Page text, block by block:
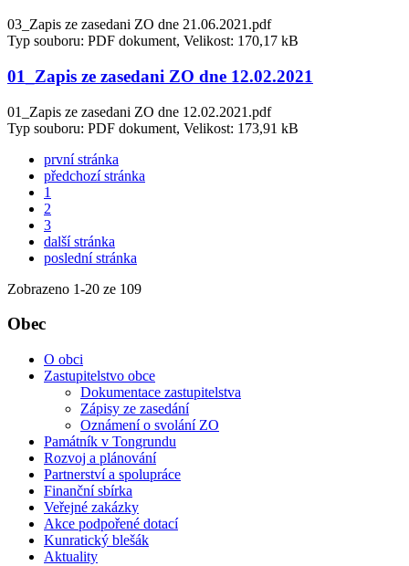
03_Zapis ze zasedani ZO dne 21.06.2021.pdf
Typ souboru: PDF dokument, Velikost: 170,17 kB
01_Zapis ze zasedani ZO dne 12.02.2021
01_Zapis ze zasedani ZO dne 12.02.2021.pdf
Typ souboru: PDF dokument, Velikost: 173,91 kB
první stránka
předchozí stránka
1
2
3
další stránka
poslední stránka
Zobrazeno 1-20 ze 109
Obec
O obci
Zastupitelstvo obce
Dokumentace zastupitelstva
Zápisy ze zasedání
Oznámení o svolání ZO
Památník v Tongrundu
Rozvoj a plánování
Partnerství a spolupráce
Finanční sbírka
Veřejné zakázky
Akce podpořené dotací
Kunratický blešák
Aktuality